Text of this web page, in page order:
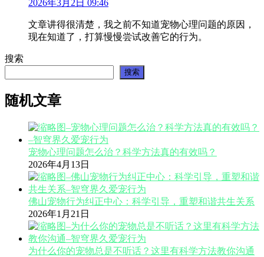
2026年3月2日 09:46
文章讲得很清楚，我之前不知道宠物心理问题的原因，
现在知道了，打算慢慢尝试改善它的行为。
搜索
搜索
随机文章
宠物心理问题怎么治？科学方法真的有效吗？
2026年4月13日
佛山宠物行为纠正中心：科学引导，重塑和谐共生关系
2026年1月21日
为什么你的宠物总是不听话？这里有科学方法教你沟通